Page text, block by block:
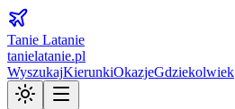
Tanie Latanie
tanielatanie.pl
WyszukajKierunkiOkazjeGdziekolwiek